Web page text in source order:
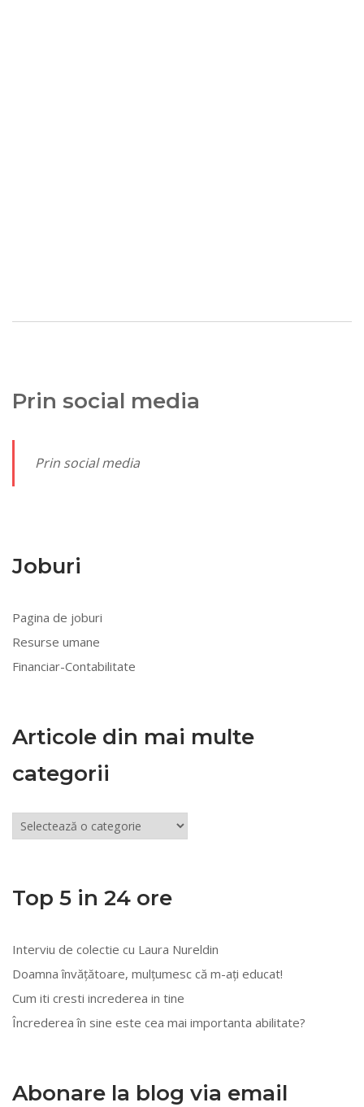
Prin social media
Prin social media
Joburi
Pagina de joburi
Resurse umane
Financiar-Contabilitate
Articole din mai multe
categorii
Articole
din
categorii
Top 5 in 24 ore
Interviu de colectie cu Laura Nureldin
Doamna învățătoare, mulțumesc că m-ați educat!
Cum iti cresti increderea in tine
Încrederea în sine este cea mai importanta abilitate?
Abonare la blog via email